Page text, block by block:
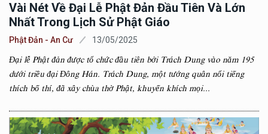
Vài Nét Về Đại Lễ Phật Đản Đầu Tiên Và Lớn
Nhất Trong Lịch Sử Phật Giáo
Phật Đản - An Cư 13/05/2025
Đại lễ Phật đản được tổ chức đầu tiên bởi Trách Dung vào năm 195
dưới triều đại Đông Hán. Trách Dung, một tướng quân nổi tiếng
thích bố thí, đã xây chùa thờ Phật, khuyến khích mọi...